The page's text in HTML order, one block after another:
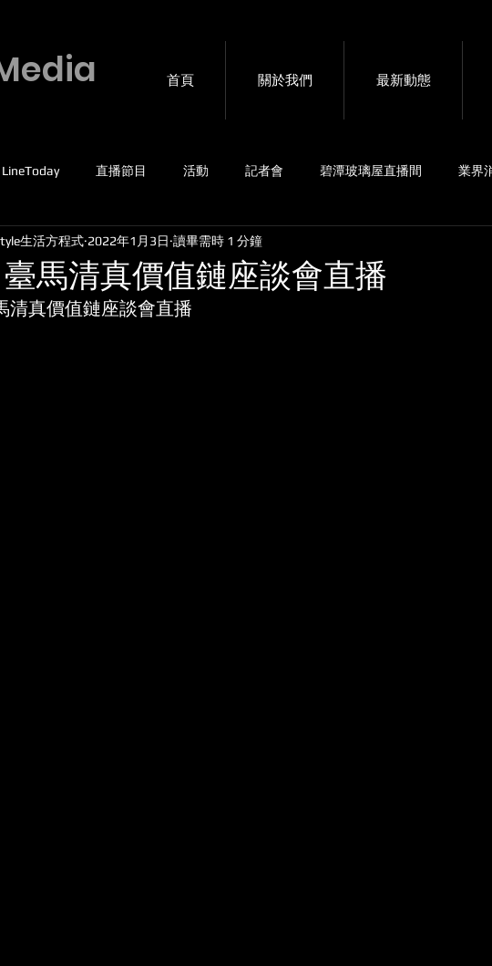
首頁 關於我們 最新動態
LineToday 直播節目 活動 記者會 碧潭玻璃屋直播間 業界
球 運動賽事 4G包直播 音樂會
馬清真價值鏈座談會直播
生活方程式 2022年1月3日 讀畢需時 1 分鐘
清真價值鏈座談會直播